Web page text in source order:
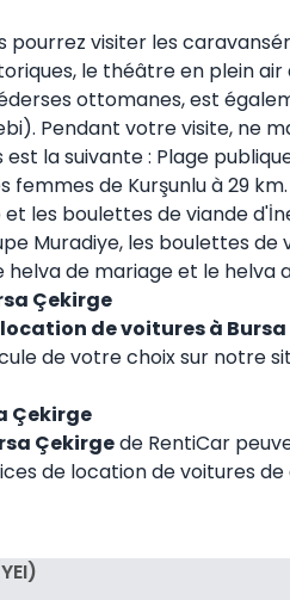
pourrez visiter les
le théâtre en plein
ottomanes, est
Pendant votre visite, ne
la suivante : Plage
femmes de Kurşunlu à 29
les boulettes de viande
Muradiye, les boulettes
helva de mariage et le
Çekirge
location de voitures à
de votre choix sur notre
Çekirge
Çekirgede RentiCar
de location de voitures